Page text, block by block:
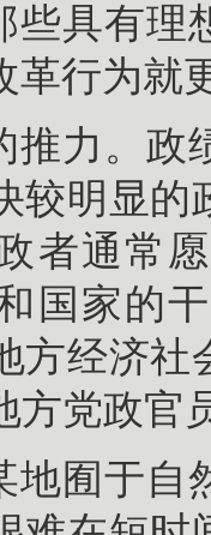
些具有理
革行为就
推力。政
较明显
者通常
国家的
方经济
方党政官
地囿于自